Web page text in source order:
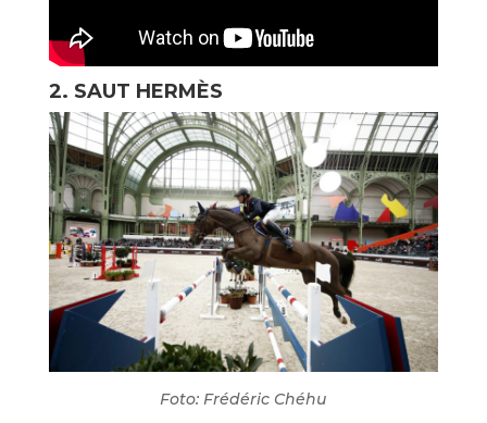
2. SAUT HERMÈS
Foto: Frédéric Chéhu